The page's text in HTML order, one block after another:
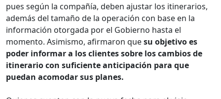
pues según la compañía, deben ajustar los itinerarios,
además del tamaño de la operación con base en la
información otorgada por el Gobierno hasta el
momento. Asimismo, afirmaron quesu objetivo es
poder informar a los clientes sobre los cambios de
itinerario con suficiente anticipación para que
puedan acomodar sus planes.